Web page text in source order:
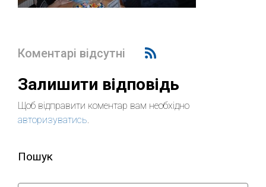
Коментарі відсутні
Залишити відповідь
Щоб відправити коментар вам необхідно
авторизуватись.
Пошук